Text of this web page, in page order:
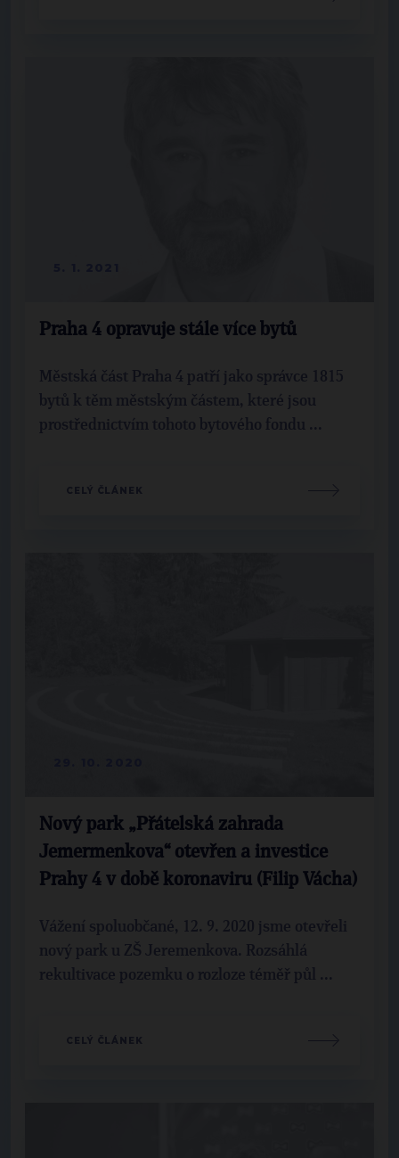
Praha 4 opravuje stále více bytů
Městská část Praha 4 patří jako správce 1815
bytů k těm městským částem, které jsou
prostřednictvím tohoto bytového fondu ...
CELÝ ČLÁNEK
Nový park „Přátelská zahrada
Jemermenkova“ otevřen a investice
Prahy 4 v době koronaviru (Filip Vácha)
Vážení spoluobčané, 12. 9. 2020 jsme otevřeli
nový park u ZŠ Jeremenkova. Rozsáhlá
rekultivace pozemku o rozloze téměř půl ...
CELÝ ČLÁNEK